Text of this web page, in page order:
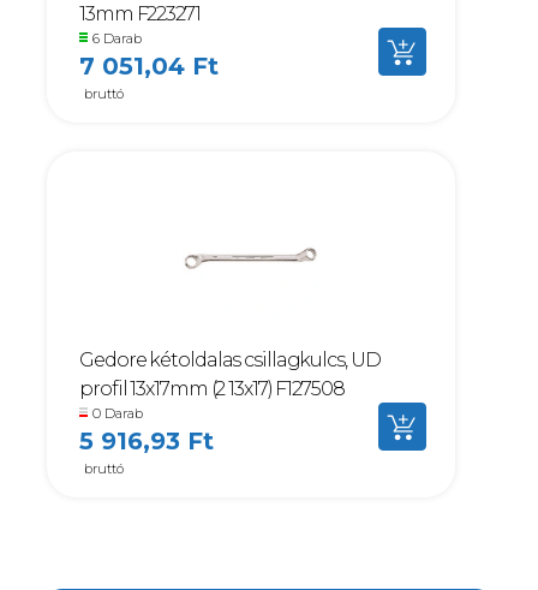
13mm F223271
6 Darab
7 051,04 Ft
bruttó
Gedore kétoldalas csillagkulcs, UD
profil 13x17mm (2 13x17) F127508
0 Darab
5 916,93 Ft
bruttó